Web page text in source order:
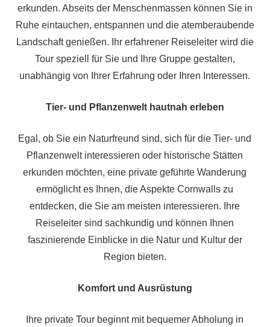
erkunden. Abseits der Menschenmassen können Sie in
Ruhe eintauchen, entspannen und die atemberaubende
Landschaft genießen. Ihr erfahrener Reiseleiter wird die
Tour speziell für Sie und Ihre Gruppe gestalten,
unabhängig von Ihrer Erfahrung oder Ihren Interessen.
Tier- und Pflanzenwelt hautnah erleben
Egal, ob Sie ein Naturfreund sind, sich für die Tier- und
Pflanzenwelt interessieren oder historische Stätten
erkunden möchten, eine private geführte Wanderung
ermöglicht es Ihnen, die Aspekte Cornwalls zu
entdecken, die Sie am meisten interessieren. Ihre
Reiseleiter sind sachkundig und können Ihnen
faszinierende Einblicke in die Natur und Kultur der
Region bieten.
Komfort und Ausrüstung
Ihre private Tour beginnt mit bequemer Abholung in